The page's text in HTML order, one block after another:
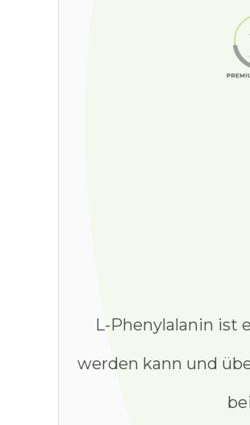
L-Phenylalanin ist
werden kann und